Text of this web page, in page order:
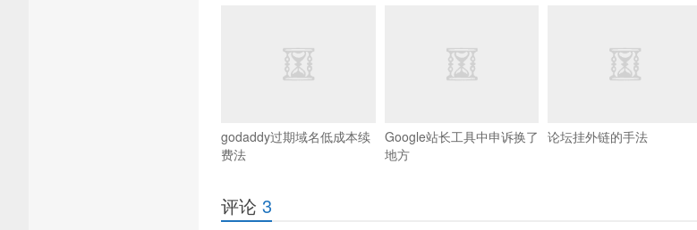
godaddy过期域名低成本续
费法
Google站长工具中申诉换了
地方
论坛挂外链的手法
评论 3